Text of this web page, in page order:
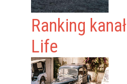
Ranking
Life